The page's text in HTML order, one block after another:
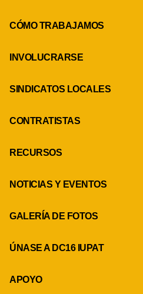
CÓMO TRABAJAMOS
INVOLUCRARSE
SINDICATOS LOCALES
CONTRATISTAS
RECURSOS
NOTICIAS Y EVENTOS
GALERÍA DE FOTOS
ÚNASE A DC16 IUPAT
APOYO